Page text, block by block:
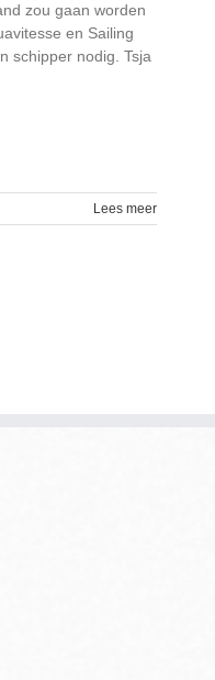
zou gaan worden
en Sailing
schipper nodig. Tsja
Lees meer